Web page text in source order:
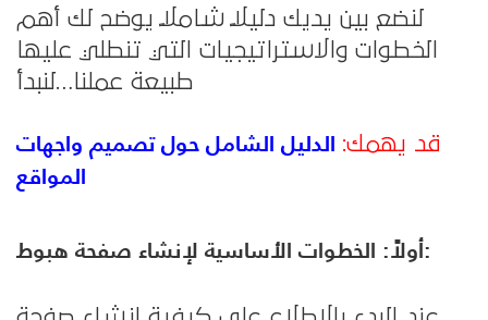
لنضع بين يديك دليلاً شاملاً يوضح لك أهم
الخطوات والاستراتيجيات التي تنطلي عليها
طبيعة عملنا…لنبدأ
قد يهمك: الدليل الشامل حول تصميم واجهات
المواقع
أولاً: الخطوات الأساسية لإنشاء صفحة هبوط: